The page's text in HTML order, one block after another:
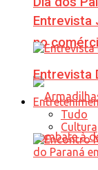
no
Entrevista
Entrevista
Tudo
Cultura